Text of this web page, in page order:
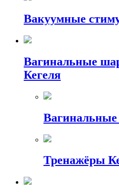
Вакуумные
Вагинальные
Кегеля
Тренажёры